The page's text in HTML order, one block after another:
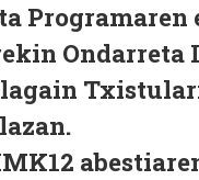
Ondarreta